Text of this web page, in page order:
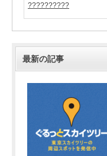
??????????
最新の記事